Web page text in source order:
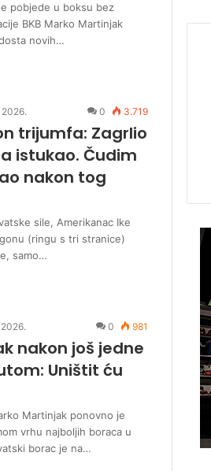
pobjede u boksu bez
BKB Marko Martinjak
novih…
0 3.719
trijumfa: Zagrlio
istukao. Čudim
nakon tog
sile, Amerikanac Ike
(ringu s tri stranice)
samo…
0 981
nakon još jedne
Uništit ću
Martinjak ponovno je
vrhu najboljih boraca u
borac je na…